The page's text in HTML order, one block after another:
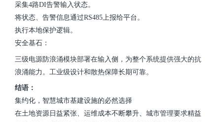
采集4路DI告警输入状态。
将状态、告警信息通过RS485上报给平台。
执行本地保护逻辑。
安全基石：
三级电源防浪涌模块部署在输入侧，为整个系统提供强大的抗
浪涌能力。工业级设计和散热保障长期可靠。
结语：
集约化，智慧城市基建设施的必然选择
在土地资源日益紧张、运维成本不断攀升、城市管理要求精益